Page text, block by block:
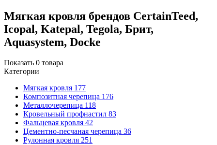
Мягкая кровля брендов CertainTeed,
Icopal, Katepal, Tegola, Брит,
Aquasystem, Docke
Показать 0 товара
Категории
Мягкая кровля 177
Композитная черепица 176
Металлочерепица 118
Кровельный профнастил 83
Фальцевая кровля 42
Цементно-песчаная черепица 36
Рулонная кровля 251